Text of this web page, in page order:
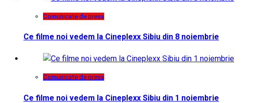
Comunicate de presa
Ce filme noi vedem la Cineplexx Sibiu din 8 noiembrie
Comunicate de presa
Ce filme noi vedem la Cineplexx Sibiu din 1 noiembrie